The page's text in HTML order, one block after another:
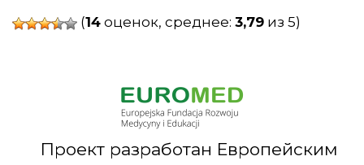
(14 оценок, среднее: 3,79 из 5)
Проект разработан Европейским